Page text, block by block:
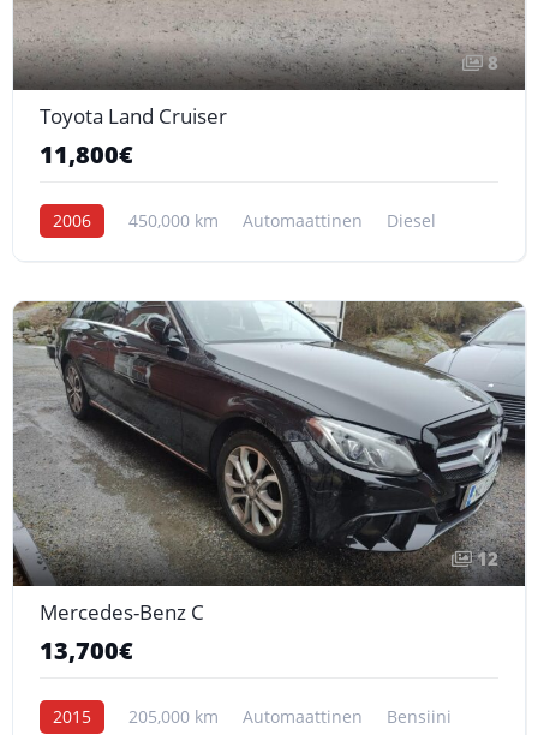
8
Toyota Land Cruiser
11,800€
2006 450,000 km Automaattinen Diesel
12
Mercedes-Benz C
13,700€
2015 205,000 km Automaattinen Bensiini